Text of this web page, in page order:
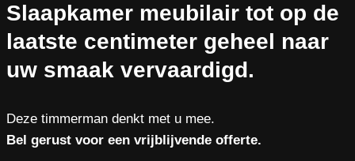
Slaapkamer meubilair tot op de
laatste centimeter geheel naar
uw smaak vervaardigd.
Deze timmerman denkt met u mee.
Bel gerust voor een vrijblijvende offerte.